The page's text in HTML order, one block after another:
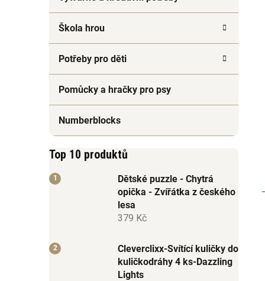
Škola hrou
Potřeby pro děti
Pomůcky a hračky pro psy
Numberblocks
Top 10 produktů
Dětské puzzle - Chytrá
opička - Zvířátka z českého
lesa
379 Kč
Cleverclixx-Svítící kuličky do
kuličkodráhy 4 ks-Dazzling
Lights